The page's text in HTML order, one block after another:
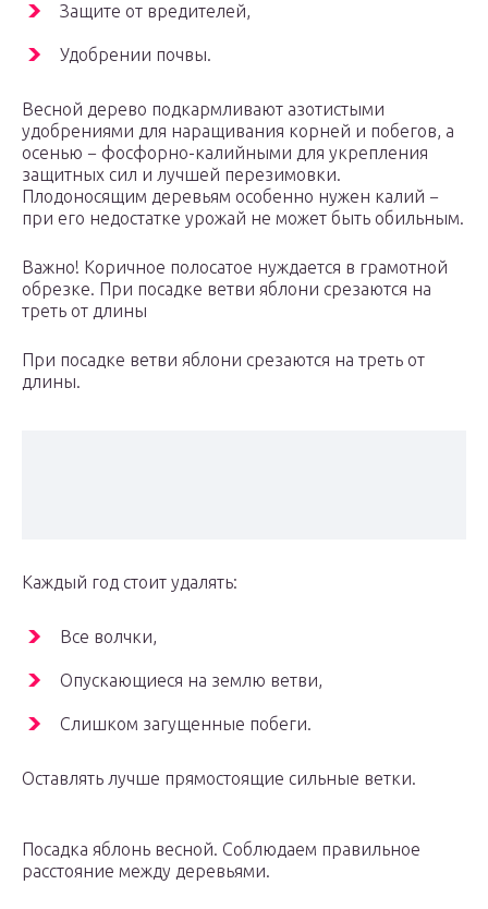
Защите от вредителей,
Удобрении почвы.
Весной дерево подкармливают азотистыми
удобрениями для наращивания корней и побегов, а
осенью − фосфорно-калийными для укрепления
защитных сил и лучшей перезимовки.
Плодоносящим деревьям особенно нужен калий −
при его недостатке урожай не может быть обильным.
Важно! Коричное полосатое нуждается в грамотной
обрезке. При посадке ветви яблони срезаются на
треть от длины
При посадке ветви яблони срезаются на треть от
длины.
Каждый год стоит удалять:
Все волчки,
Опускающиеся на землю ветви,
Слишком загущенные побеги.
Оставлять лучше прямостоящие сильные ветки.
Посадка яблонь весной. Соблюдаем правильное
расстояние между деревьями.